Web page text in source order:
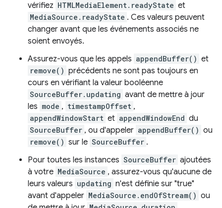
vérifiez HTMLMediaElement.readyState et
MediaSource.readyState . Ces valeurs peuvent
changer avant que les événements associés ne
soient envoyés.
Assurez-vous que les appels appendBuffer() et
remove() précédents ne sont pas toujours en
cours en vérifiant la valeur booléenne
SourceBuffer.updating avant de mettre à jour
les mode , timestampOffset ,
appendWindowStart et appendWindowEnd du
SourceBuffer , ou d'appeler appendBuffer() ou
remove() sur le SourceBuffer .
Pour toutes les instances SourceBuffer ajoutées
à votre MediaSource , assurez-vous qu'aucune de
leurs valeurs updating n'est définie sur "true"
avant d'appeler MediaSource.endOfStream() ou